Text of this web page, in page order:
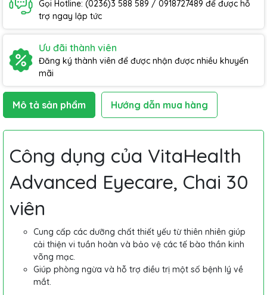
Gọi Hotline: (0236)3 588 589 / 0918727489 để được hỗ
trợ ngay lập tức
Ưu đãi thành viên
Đăng ký thành viên để được nhận được nhiều khuyến
mãi
Mô tả sản phẩm Hướng dẫn mua hàng
Công dụng của VitaHealth
Advanced Eyecare, Chai 30
viên
Cung cấp các dưỡng chất thiết yếu từ thiên nhiên giúp
cải thiện vi tuần hoàn và bảo vệ các tế bào thần kinh
võng mạc.
Giúp phòng ngừa và hỗ trợ điều trị một số bệnh lý về
mắt.